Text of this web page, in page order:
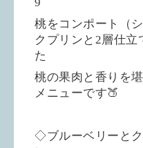
桃をコンポート（
クプリンと2層仕立
た
桃の果肉と香りを
メニューです🍑
◇ブルーベリーと